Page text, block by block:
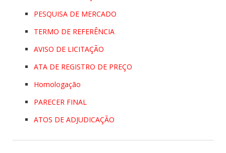
PESQUISA DE MERCADO
TERMO DE REFERÊNCIA
AVISO DE LICITAÇÃO
ATA DE REGISTRO DE PREÇO
Homologação
PARECER FINAL
ATOS DE ADJUDICAÇÃO